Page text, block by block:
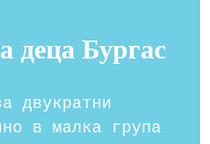
деца Бургас
двукратни
в малка група